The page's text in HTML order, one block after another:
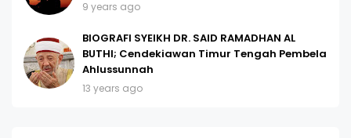
9 years ago
BIOGRAFI SYEIKH DR. SAID RAMADHAN AL
BUTHI; Cendekiawan Timur Tengah Pembela
Ahlussunnah
13 years ago